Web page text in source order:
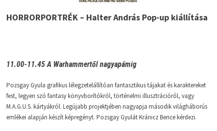
HORRORPORTRÉK – Halter András Pop-up kiállítása
11.00-11.45 A Warhammertől nagyapámig
Pozsgay Gyula grafikus lélegzetelállítóan fantasztikus tájakat és karaktereket
fest, legyen szó fantasy könyvborítókról, történelmi illusztrációról, vagy
M.A.G.U.S. kártyákról. Legújabb projektjében nagyapja második világháborús
emlékei alapján készít képregényt. Pozsgay Gyulát Kránicz Bence kérdezi.